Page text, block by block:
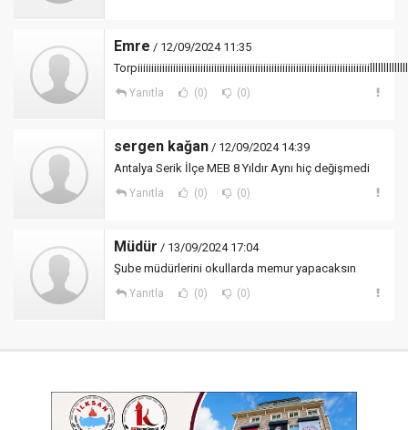
Emre / 12/09/2024 11:35
Yanıtla (0) (0)
sergen kağan / 12/09/2024 14:39
Antalya Serik İlçe MEB 8 Yıldır Aynı hiç değişmedi
Yanıtla (0) (0)
Müdür / 13/09/2024 17:04
Şube müdürlerini okullarda memur yapacaksın
Yanıtla (0) (0)